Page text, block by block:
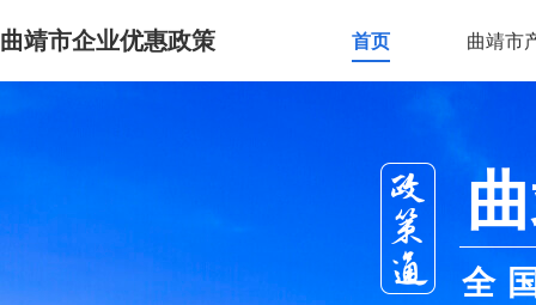
曲靖市企业优惠政策 首页 曲靖市
全